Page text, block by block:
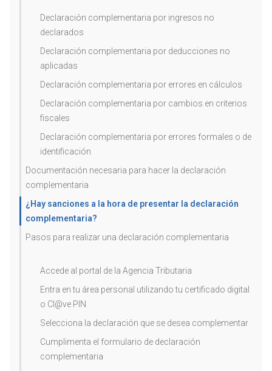
Declaración complementaria por ingresos no
declarados
Declaración complementaria por deducciones no
aplicadas
Declaración complementaria por errores en cálculos
Declaración complementaria por cambios en criterios
fiscales
Declaración complementaria por errores formales o de
identificación
Documentación necesaria para hacer la declaración
complementaria
¿Hay sanciones a la hora de presentar la declaración
complementaria?
Pasos para realizar una declaración complementaria
Accede al portal de la Agencia Tributaria
Entra en tu área personal utilizando tu certificado digital
o Cl@ve PIN
Selecciona la declaración que se desea complementar
Cumplimenta el formulario de declaración
complementaria